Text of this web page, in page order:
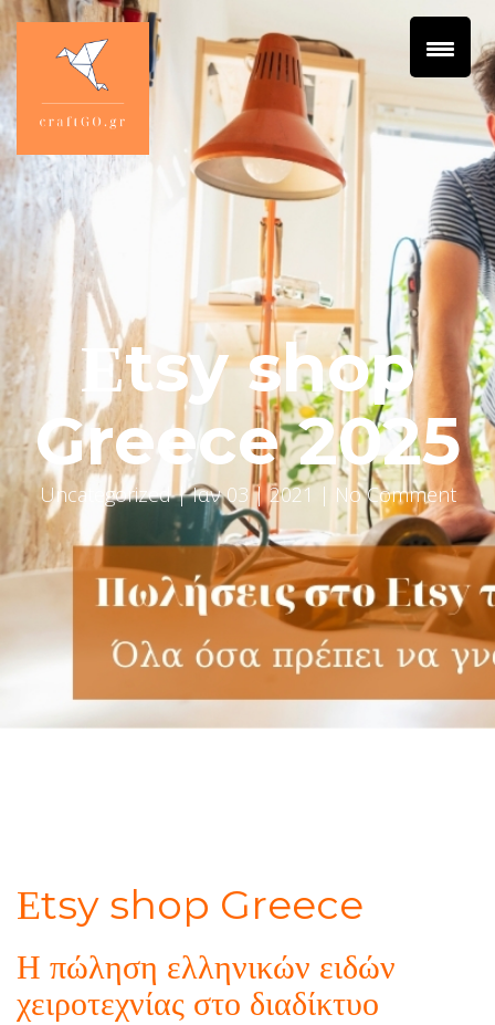
Εtsy shop
Greece 2025
Uncategorized| Ιαν 03 | 2021 | No Comment
Εtsy shop Greece
Η πώληση ελληνικών ειδών
χειροτεχνίας στο διαδίκτυο